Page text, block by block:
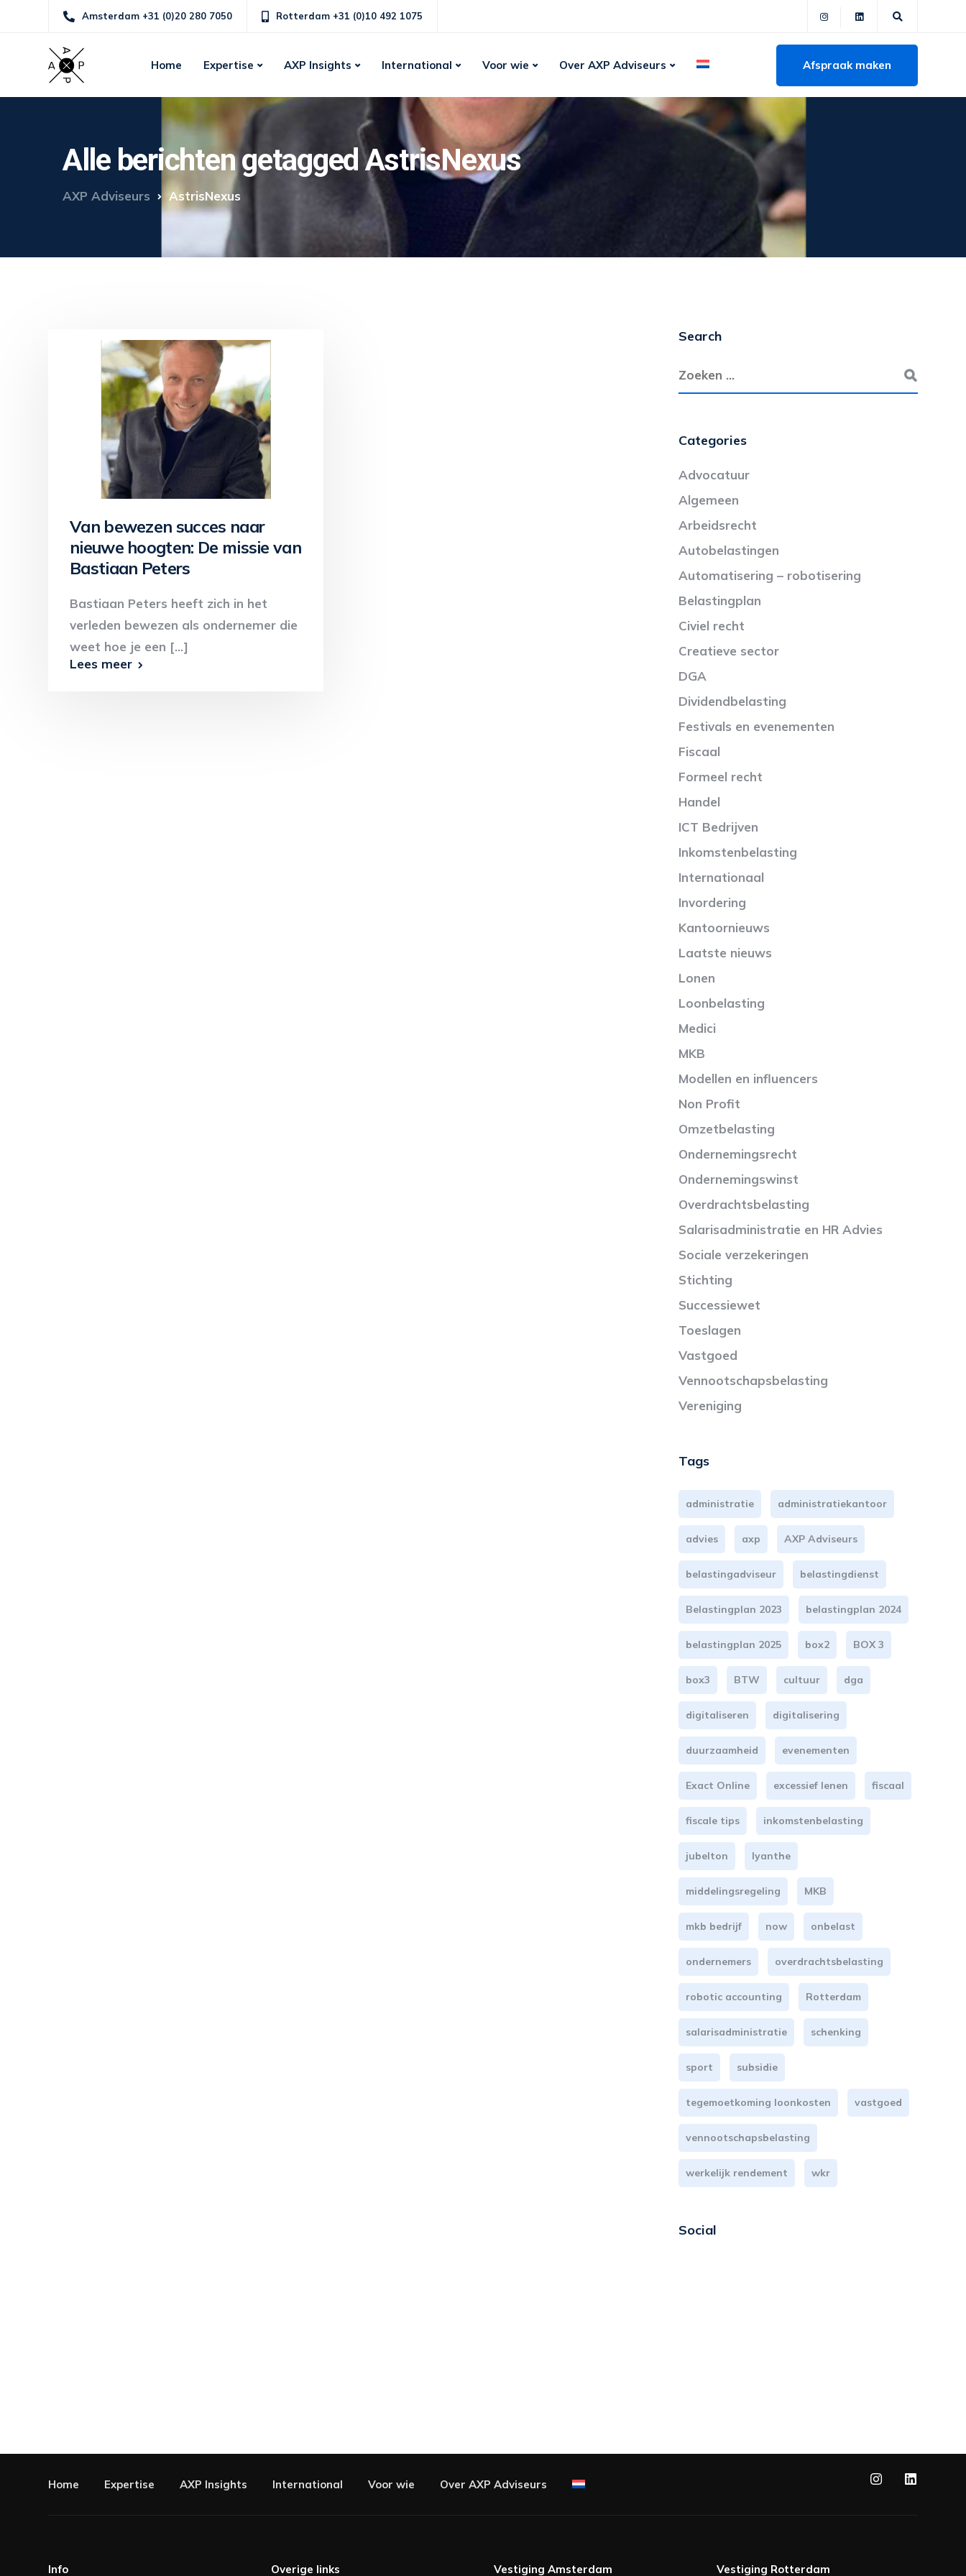
Amsterdam +31 (0)20 280 7050 Rotterdam +31 (0)10 492 1075
Home Expertise AXP Insights International Voor wie Over AXP Adviseurs Afspraak maken
Alle berichten getagged AstrisNexus
AXP Adviseurs AstrisNexus
Van bewezen succes naar
nieuwe hoogten: De missie van
Bastiaan Peters
Bastiaan Peters heeft zich in het
verleden bewezen als ondernemer die
weet hoe je een [...]
Lees meer
Search
Categories
Advocatuur
Algemeen
Arbeidsrecht
Autobelastingen
Automatisering – robotisering
Belastingplan
Civiel recht
Creatieve sector
DGA
Dividendbelasting
Festivals en evenementen
Fiscaal
Formeel recht
Handel
ICT Bedrijven
Inkomstenbelasting
Internationaal
Invordering
Kantoornieuws
Laatste nieuws
Lonen
Loonbelasting
Medici
MKB
Modellen en influencers
Non Profit
Omzetbelasting
Ondernemingsrecht
Ondernemingswinst
Overdrachtsbelasting
Salarisadministratie en HR Advies
Sociale verzekeringen
Stichting
Successiewet
Toeslagen
Vastgoed
Vennootschapsbelasting
Vereniging
Tags
administratie administratiekantoor
advies axp AXP Adviseurs
belastingadviseur belastingdienst
Belastingplan 2023 belastingplan 2024
belastingplan 2025 box2 BOX 3
box3 BTW cultuur dga
digitaliseren digitalisering
duurzaamheid evenementen
Exact Online excessief lenen fiscaal
fiscale tips inkomstenbelasting
jubelton lyanthe
middelingsregeling MKB
mkb bedrijf now onbelast
ondernemers overdrachtsbelasting
robotic accounting Rotterdam
salarisadministratie schenking
sport subsidie
tegemoetkoming loonkosten vastgoed
vennootschapsbelasting
werkelijk rendement wkr
Social
Home Expertise AXP Insights International Voor wie Over AXP Adviseurs
Info Overige links Vestiging Amsterdam Vestiging Rotterdam